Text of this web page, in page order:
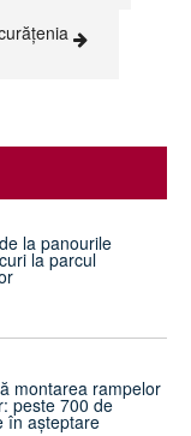
la panourile
la parcul
montarea rampelor
peste 700 de
în așteptare